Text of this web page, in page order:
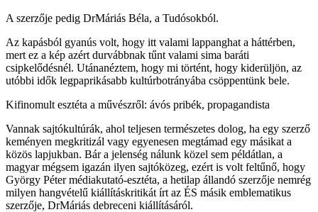
A szerzője pedig DrMáriás Béla, a Tudósokból.
Az kapásból gyanús volt, hogy itt valami lappanghat a háttérben,
mert ez a kép azért durvábbnak tűnt valami sima baráti
csipkelődésnél. Utánanéztem, hogy mi történt, hogy kiderüljön, az
utóbbi idők legpaprikásabb kultúrbotrányába csöppentünk bele.
Kifinomult esztéta a művészről: ávós pribék, propagandista
Vannak sajtókultúrák, ahol teljesen természetes dolog, ha egy szerző
keményen megkritizál vagy egyenesen megtámad egy másikat a
közös lapjukban. Bár a jelenség nálunk közel sem példátlan, a
magyar mégsem igazán ilyen sajtóközeg, ezért is volt feltűnő, hogy
György Péter médiakutató-esztéta, a hetilap állandó szerzője nemrég
milyen hangvételű kiállításkritikát írt az ÉS másik emblematikus
szerzője, DrMáriás debreceni kiállításáról.